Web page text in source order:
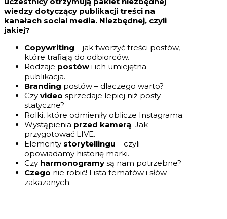
wiedzy dotyczący publikacji treści na
kanałach social media. Niezbędnej, czyli
jakiej?
Copywriting – jak tworzyć treści postów,
które trafiają do odbiorców.
Rodzaje postów i ich umiejętna
publikacja.
Branding postów – dlaczego warto?
Czy video sprzedaje lepiej niż posty
statyczne?
Rolki, które odmieniły oblicze Instagrama.
Wystąpienia przed kamerą. Jak
przygotować LIVE.
Elementy storytellingu – czyli
opowiadamy historię marki.
Czy harmonogramy są nam potrzebne?
Czego nie robić! Lista tematów i słów
zakazanych.